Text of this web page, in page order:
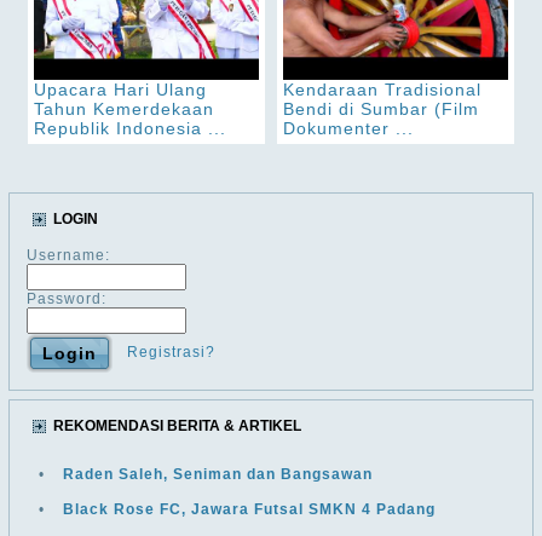
Upacara Hari Ulang
Tahun Kemerdekaan
Republik Indonesia ...
Kendaraan Tradisional
Bendi di Sumbar (Film
Dokumenter ...
LOGIN
Username:
Password:
Registrasi?
REKOMENDASI BERITA & ARTIKEL
• Raden Saleh, Seniman dan Bangsawan
• Black Rose FC, Jawara Futsal SMKN 4 Padang